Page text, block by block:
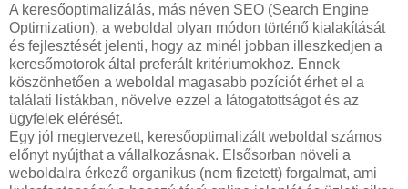
A keresőoptimalizálás, más néven SEO (Search Engine
Optimization), a weboldal olyan módon történő kialakítását
és fejlesztését jelenti, hogy az minél jobban illeszkedjen a
keresőmotorok által preferált kritériumokhoz. Ennek
köszönhetően a weboldal magasabb pozíciót érhet el a
találati listákban, növelve ezzel a látogatottságot és az
ügyfelek elérését.
Egy jól megtervezett, keresőoptimalizált weboldal számos
előnyt nyújthat a vállalkozásnak. Elsősorban növeli a
weboldalra érkező organikus (nem fizetett) forgalmat, ami